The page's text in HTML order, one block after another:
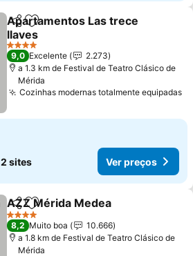
PartilharAdicionar aos favoritos
Apartamentos Las trece
llaves
Ver preços
4 Estrelas
9,0 Excelente
2.273
a 1.3 km de Festival de Teatro Clásico de
Mérida
Cozinhas modernas totalmente equipadas
2 sites Ver preços
PartilharAdicionar aos favoritos
AZZ Mérida Medea
4 Estrelas
8,2 Muito boa
10.666
a 1.8 km de Festival de Teatro Clásico de
Mérida